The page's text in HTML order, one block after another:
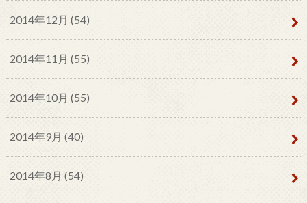
2014年12月 (54)
2014年11月 (55)
2014年10月 (55)
2014年9月 (40)
2014年8月 (54)